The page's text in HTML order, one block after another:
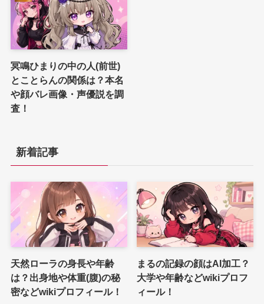
冥鳴ひまりの中の人(前世)
とことらんの関係は？本名
や顔バレ画像・声優説を調
査！
新着記事
天然ローラの身長や年齢
は？出身地や体重(腹)の秘
密などwikiプロフィール！
まるの記録の顔はAI加工？
大学や年齢などwikiプロフ
ィール！